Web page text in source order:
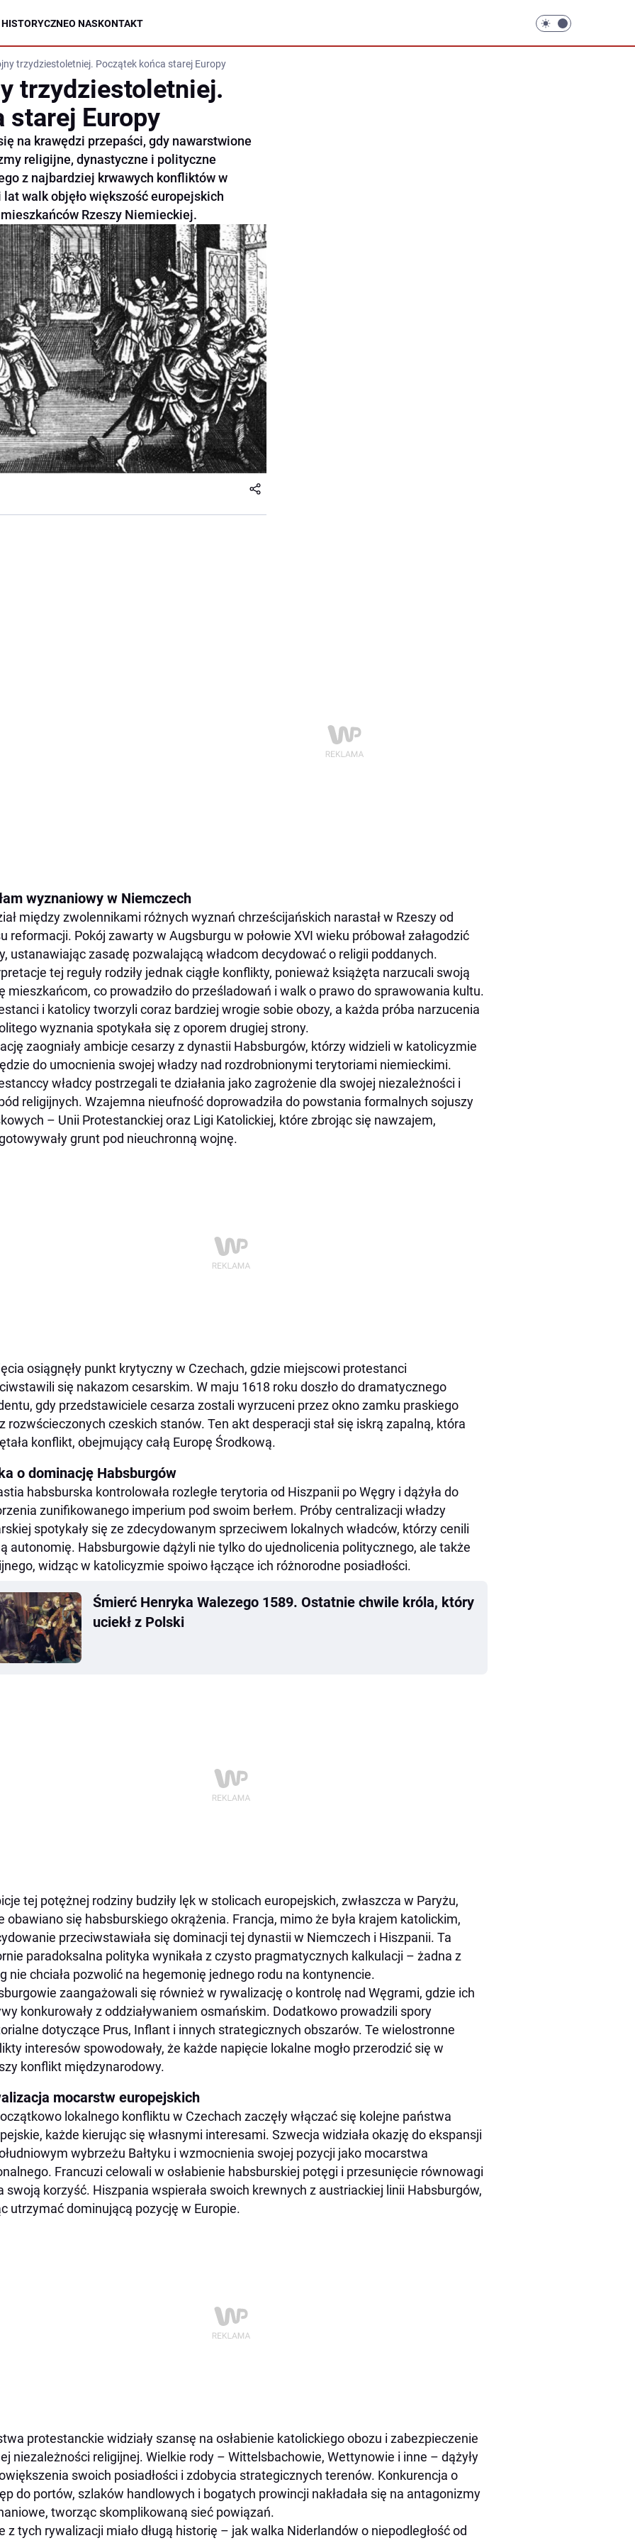
O NASKONTAKT
trzydziestoletniej. Początek końca starej Europy
trzydziestoletniej.
starej Europy
na krawędzi przepaści, gdy nawarstwione
religijne, dynastyczne i polityczne
z najbardziej krwawych konfliktów w
walk objęło większość europejskich
Rzeszy Niemieckiej.
wyznaniowy w Niemczech
między zwolennikami różnych wyznań chrześcijańskich narastał w Rzeszy od
reformacji. Pokój zawarty w Augsburgu w połowie XVI wieku próbował załagodzić
ustanawiając zasadę pozwalającą władcom decydować o religii poddanych.
tej reguły rodziły jednak ciągłe konflikty, ponieważ książęta narzucali swoją
mieszkańcom, co prowadziło do prześladowań i walk o prawo do sprawowania kultu.
i katolicy tworzyli coraz bardziej wrogie sobie obozy, a każda próba narzucenia
wyznania spotykała się z oporem drugiej strony.
zaogniały ambicje cesarzy z dynastii Habsburgów, którzy widzieli w katolicyzmie
do umocnienia swojej władzy nad rozdrobnionymi terytoriami niemieckimi.
władcy postrzegali te działania jako zagrożenie dla swojej niezależności i
religijnych. Wzajemna nieufność doprowadziła do powstania formalnych sojuszy
– Unii Protestanckiej oraz Ligi Katolickiej, które zbrojąc się nawzajem,
grunt pod nieuchronną wojnę.
osiągnęły punkt krytyczny w Czechach, gdzie miejscowi protestanci
się nakazom cesarskim. W maju 1618 roku doszło do dramatycznego
gdy przedstawiciele cesarza zostali wyrzuceni przez okno zamku praskiego
rozwścieczonych czeskich stanów. Ten akt desperacji stał się iskrą zapalną, która
konflikt, obejmujący całą Europę Środkową.
o dominację Habsburgów
habsburska kontrolowała rozległe terytoria od Hiszpanii po Węgry i dążyła do
zunifikowanego imperium pod swoim berłem. Próby centralizacji władzy
spotykały się ze zdecydowanym sprzeciwem lokalnych władców, którzy cenili
autonomię. Habsburgowie dążyli nie tylko do ujednolicenia politycznego, ale także
widząc w katolicyzmie spoiwo łączące ich różnorodne posiadłości.
Śmierć Henryka Walezego 1589. Ostatnie chwile króla, który
uciekł z Polski
tej potężnej rodziny budziły lęk w stolicach europejskich, zwłaszcza w Paryżu,
obawiano się habsburskiego okrążenia. Francja, mimo że była krajem katolickim,
przeciwstawiała się dominacji tej dynastii w Niemczech i Hiszpanii. Ta
paradoksalna polityka wynikała z czysto pragmatycznych kalkulacji – żadna z
nie chciała pozwolić na hegemonię jednego rodu na kontynencie.
zaangażowali się również w rywalizację o kontrolę nad Węgrami, gdzie ich
konkurowały z oddziaływaniem osmańskim. Dodatkowo prowadzili spory
dotyczące Prus, Inflant i innych strategicznych obszarów. Te wielostronne
interesów spowodowały, że każde napięcie lokalne mogło przerodzić się w
konflikt międzynarodowy.
mocarstw europejskich
lokalnego konfliktu w Czechach zaczęły włączać się kolejne państwa
każde kierując się własnymi interesami. Szwecja widziała okazję do ekspansji
wybrzeżu Bałtyku i wzmocnienia swojej pozycji jako mocarstwa
Francuzi celowali w osłabienie habsburskiej potęgi i przesunięcie równowagi
swoją korzyść. Hiszpania wspierała swoich krewnych z austriackiej linii Habsburgów,
utrzymać dominującą pozycję w Europie.
protestanckie widziały szansę na osłabienie katolickiego obozu i zabezpieczenie
niezależności religijnej. Wielkie rody – Wittelsbachowie, Wettynowie i inne – dążyły
swoich posiadłości i zdobycia strategicznych terenów. Konkurencja o
do portów, szlaków handlowych i bogatych prowincji nakładała się na antagonizmy
tworząc skomplikowaną sieć powiązań.
z tych rywalizacji miało długą historię – jak walka Niderlandów o niepodległość od